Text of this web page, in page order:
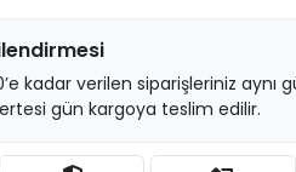
kadar verilen siparişleriniz aynı
gün kargoya teslim edilir.